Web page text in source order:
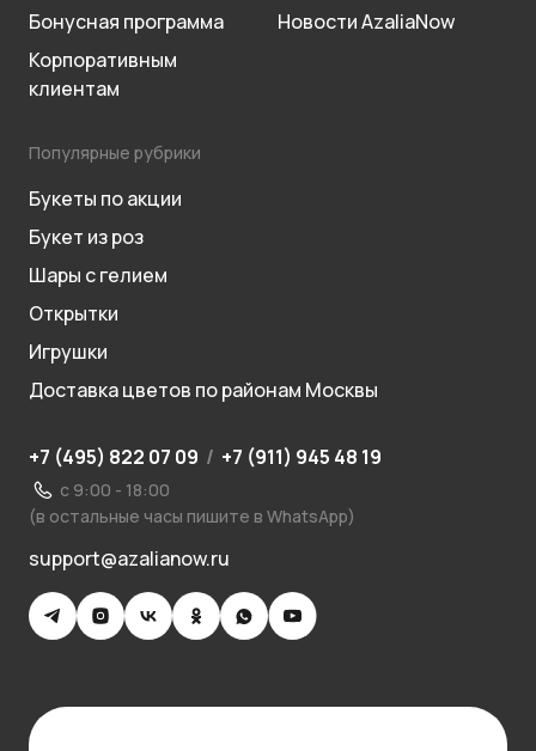
Бонусная программа
Корпоративным
клиентам
Новости AzaliaNow
Популярные рубрики
Букеты по акции
Букет из роз
Шары с гелием
Открытки
Игрушки
Доставка цветов по районам Москвы
+7 (495) 822 07 09 / +7 (911) 945 48 19
с 9:00 - 18:00
(в остальные часы пишите в WhatsApp)
support@azalianow.ru